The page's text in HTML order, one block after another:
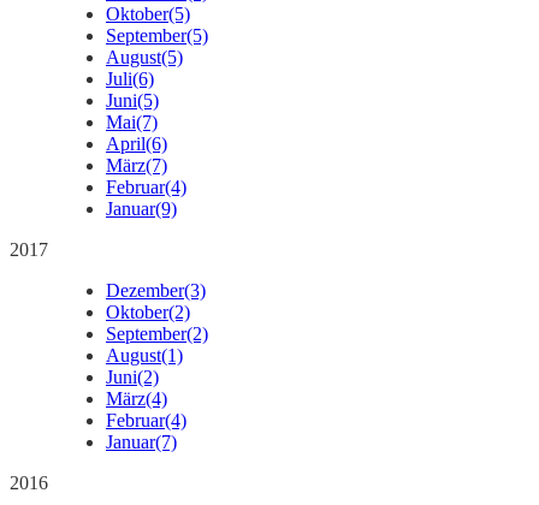
Oktober(5)
September(5)
August(5)
Juli(6)
Juni(5)
Mai(7)
April(6)
März(7)
Februar(4)
Januar(9)
2017
Dezember(3)
Oktober(2)
September(2)
August(1)
Juni(2)
März(4)
Februar(4)
Januar(7)
2016